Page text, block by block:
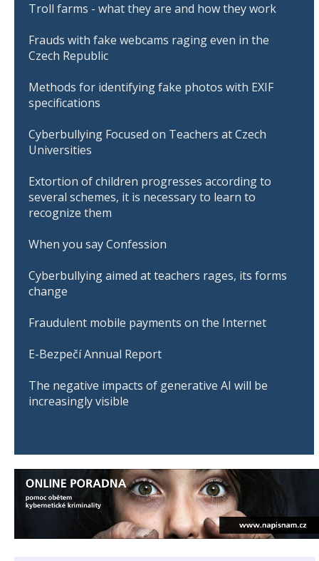
Troll farms - what they are and how they work
Frauds with fake webcams raging even in the
Czech Republic
Methods for identifying fake photos with EXIF
specifications
Cyberbullying Focused on Teachers at Czech
Universities
Extortion of children progresses according to
several schemes, it is necessary to learn to
recognize them
When you say Confession
Cyberbullying aimed at teachers rages, its forms
change
Fraudulent mobile payments on the Internet
E-Bezpečí Annual Report
The negative impacts of generative AI will be
increasingly visible